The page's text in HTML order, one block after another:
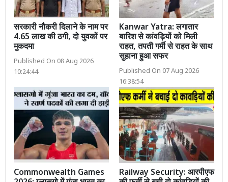
सरकारी नौकरी दिलाने के नाम पर
4.65 लाख की ठगी, दो युवकों पर
मुकदमा
Published On 08 Aug 2026
10:24:44
Kanwar Yatra: लगातार
बारिश से कांवड़ियों को मिली
राहत, तपती गर्मी से राहत के साथ
सुहाना हुआ सफर
Published On 07 Aug 2026
16:38:54
Commonwealth Games
Railway Security: आरपीएफ